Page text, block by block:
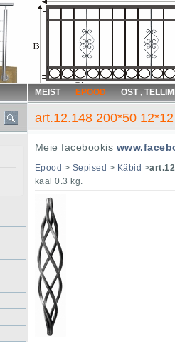
MEIST EPOOD OST ,
art.12.148 200*50 12*12
Meie facebookis
Epood > Sepised > Käbid >
kaal 0.3 kg.